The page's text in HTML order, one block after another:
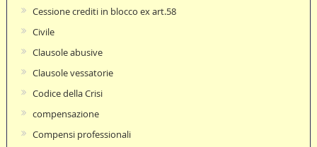
Cessione crediti in blocco ex art.58
Civile
Clausole abusive
Clausole vessatorie
Codice della Crisi
compensazione
Compensi professionali